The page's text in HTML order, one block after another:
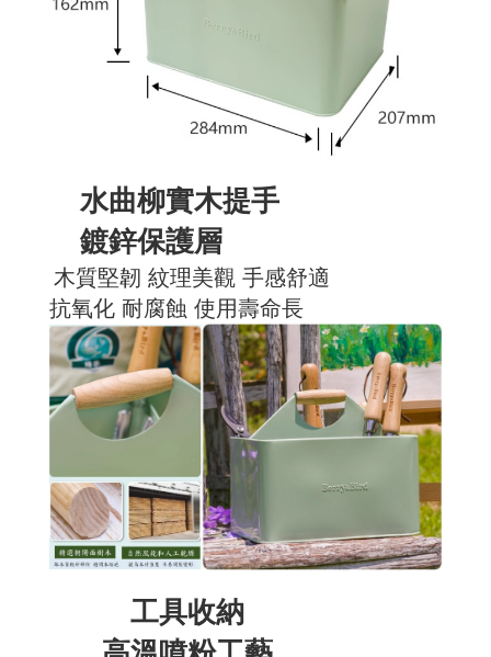
水曲柳實木提手
鍍鋅保護層
木質堅韌 紋理美觀 手感舒適
抗氧化 耐腐蝕 使用壽命長
工具收納